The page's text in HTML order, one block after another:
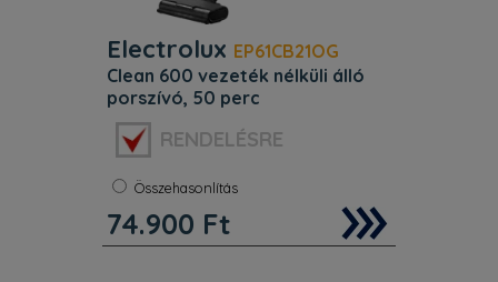
Electrolux EP61CB21OG
clean 600 vezeték nélküli álló
porszívó, 50 perc
Szín: Zöld
Porzsák: Nem
Zajszint:
Súly:
Jellemzők. Kivehető kefe: Egy
egyszerű gombnyomással kivehető a
RENDELÉSRE
Összehasonlítás
74.900 Ft